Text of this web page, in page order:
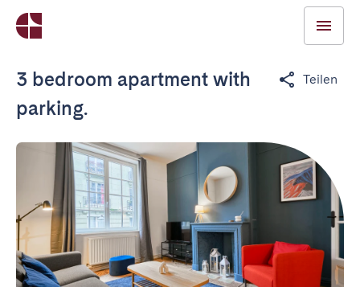
3 bedroom apartment with
parking.
Teilen